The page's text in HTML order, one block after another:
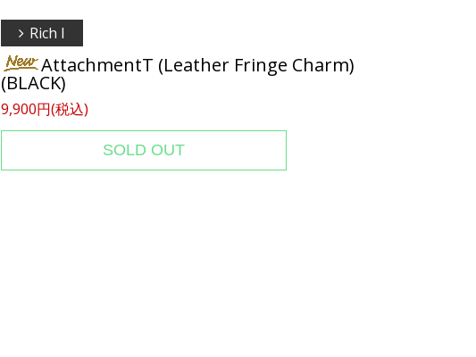
Rich I
AttachmentT (Leather Fringe Charm)
(BLACK)
9,900円(税込)